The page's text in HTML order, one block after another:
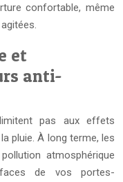
confortable, même
et
anti-
pas aux effets
pluie. À long terme, les
atmosphérique
de vos portes-